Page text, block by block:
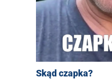
Skąd czapka?